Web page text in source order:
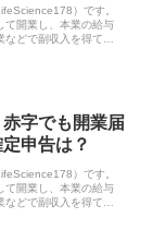
）です。
て開業し、本業の給与
どで副収入を得てい
赤字でも開業届
申告は？
）です。
て開業し、本業の給与
などで副収入を得てい